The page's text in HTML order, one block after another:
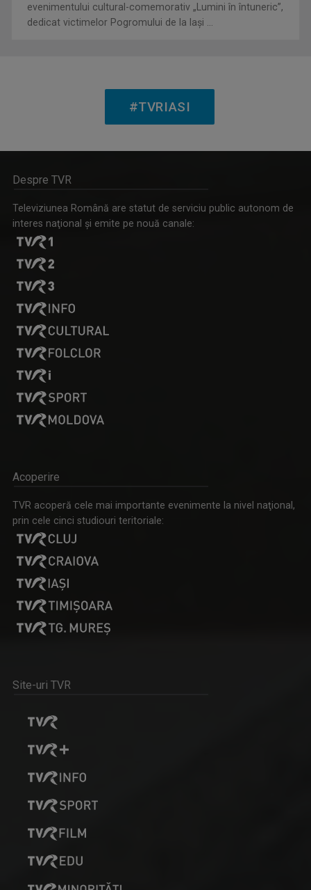
Un nou remediu pentru curiozitatea ...
FAMILION
TABLETA DE SĂNĂTATE
Dezbatere pe teme medicale. Cei mai buni ...
REPORTER SPECIAL
MARGA ANDREESCU
A început să lucreze la TVR Iaşi în 1998 în ...
Prezintă emisiunea Arena.
CLAUDIA DĂNĂILĂ
evenimentului cultural-comemorativ „Lumini în întuneric”,
dedicat victimelor Pogromului de la Iași ...
#TVRIASI
Despre TVR
Televiziunea Română are statut de serviciu public autonom de
interes naţional şi emite pe nouă canale:
Acoperire
TVR acoperă cele mai importante evenimente la nivel naţional,
prin cele cinci studiouri teritoriale:
Site-uri TVR